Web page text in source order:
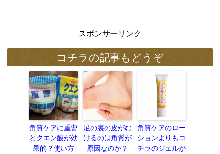
スポンサーリンク
コチラの記事もどうぞ
角質ケアに重曹
とクエン酸が効
果的？使い方
足の裏の皮がむ
けるのは角質が
原因なのか？
角質ケアのロー
ションよりもコ
チラのジェルが